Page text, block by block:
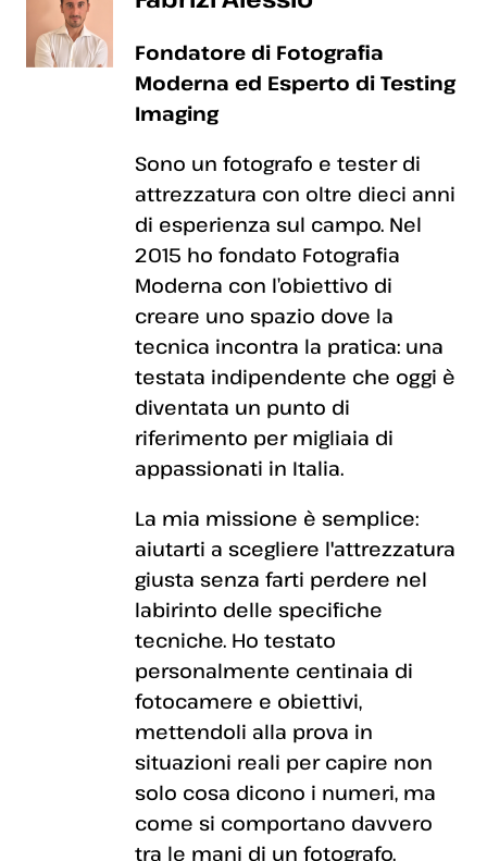
Fondatore di Fotografia
Moderna ed Esperto di Testing
Imaging
Sono un fotografo e tester di
attrezzatura con oltre dieci anni
di esperienza sul campo. Nel
2015 ho fondato Fotografia
Moderna con l’obiettivo di
creare uno spazio dove la
tecnica incontra la pratica: una
testata indipendente che oggi è
diventata un punto di
riferimento per migliaia di
appassionati in Italia.
La mia missione è semplice:
aiutarti a scegliere l'attrezzatura
giusta senza farti perdere nel
labirinto delle specifiche
tecniche. Ho testato
personalmente centinaia di
fotocamere e obiettivi,
mettendoli alla prova in
situazioni reali per capire non
solo cosa dicono i numeri, ma
come si comportano davvero
tra le mani di un fotografo.